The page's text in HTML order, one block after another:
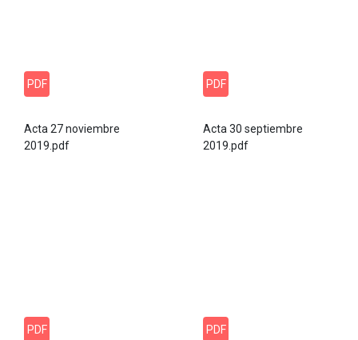
PDF
Acta 27 noviembre
2019.pdf
PDF
Acta 30 septiembre
2019.pdf
PDF PDF